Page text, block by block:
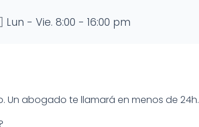
Lun - Vie. 8:00 - 16:00 pm
Un abogado te llamará en menos de 24h.